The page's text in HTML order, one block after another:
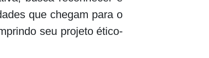
que chegam para o
seu projeto ético-